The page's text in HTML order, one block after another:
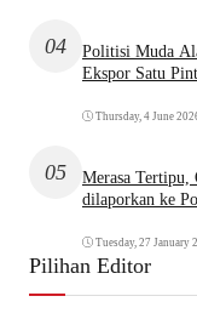
04
Politisi Muda
Ekspor Satu
Thursday, 4 June
05
Merasa Tertipu,
dilaporkan ke
Tuesday, 27 January
Pilihan Editor